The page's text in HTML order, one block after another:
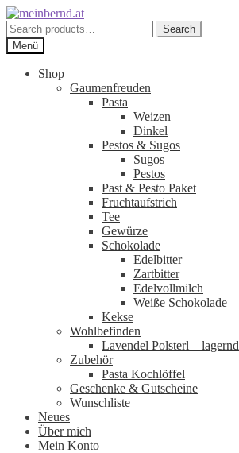
Zur
Navigation
springen
Zum
Inhalt
springen
Search
for:
Search
Menü
Shop
Gaumenfreuden
Pasta
Weizen
Dinkel
Pestos & Sugos
Sugos
Pestos
Past & Pesto Paket
Fruchtaufstrich
Tee
Gewürze
Schokolade
Edelbitter
Zartbitter
Edelvollmilch
Weiße Schokolade
Kekse
Wohlbefinden
Lavendel Polsterl – lagernd
Zubehör
Pasta Kochlöffel
Geschenke & Gutscheine
Wunschliste
Neues
Über mich
Mein Konto